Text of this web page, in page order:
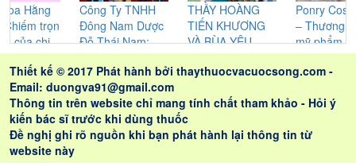
trọn
Công Ty TNHH
Đông Nam Dược
Đỗ Thái Nam:
Không ngừng
nghiên cứu cho
ra những sản
phẩm tốt nhất
THẦY HOÀNG
TIẾN KHƯƠNG
VÀ BÙA YÊU
CỦA NGƯỜI
CAO LAN –
NHỮNG GIÁ TRỊ
THỰC SỰ ĐEM
LẠI CHO LỨA
ĐÔI
Ponry Cosmetics
– Thương hiệu
mỹ phẩm chăm
sóc sắc đẹp được
chị em phụ nữ tin
Thiết kế © 2017 Phát hành bởi thaythuocvacuocsong.com -
Email: duongva91@gmail.com
Thông tin trên website chỉ mang tính chất tham khảo - Hỏi ý
kiến bác sĩ trước khi dùng thuốc
Đề nghị ghi rõ nguồn khi bạn phát hành lại thông tin từ
website này